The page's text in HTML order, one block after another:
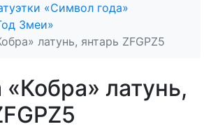
«Символ года»
Змеи»
латунь, янтарь ZFGPZ5
латунь,